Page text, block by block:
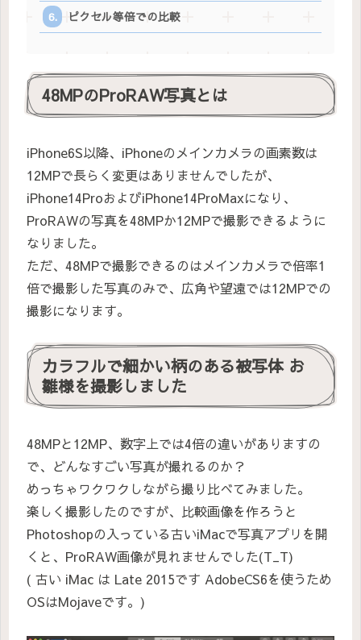
ピクセル等倍での比較
48MPのProRAW写真とは
iPhone6S以降、iPhoneのメインカメラの画素数は
12MPで長らく変更はありませんでしたが、
iPhone14ProおよびiPhone14ProMaxになり、
ProRAWの写真を48MPか12MPで撮影できるように
なりました。
ただ、48MPで撮影できるのはメインカメラで倍率1
倍で撮影した写真のみで、広角や望遠では12MPでの
撮影になります。
カラフルで細かい柄のある被写体 お
雛様を撮影しました
48MPと12MP、数字上では4倍の違いがありますの
で、どんなすごい写真が撮れるのか？
めっちゃワクワクしながら撮り比べてみました。
楽しく撮影したのですが、比較画像を作ろうと
Photoshopの入っている古いiMacで写真アプリを開
くと、ProRAW画像が見れませんでした(T_T)
( 古い iMac は Late 2015です AdobeCS6を使うため
OSはMojaveです。)